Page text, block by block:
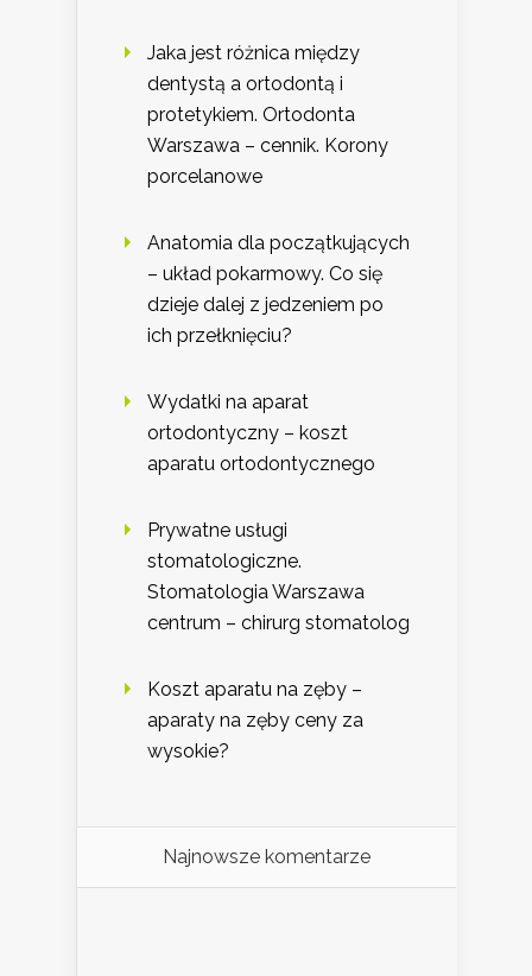
Jaka jest różnica między
dentystą a ortodontą i
protetykiem. Ortodonta
Warszawa – cennik. Korony
porcelanowe
Anatomia dla początkujących
– układ pokarmowy. Co się
dzieje dalej z jedzeniem po
ich przełknięciu?
Wydatki na aparat
ortodontyczny – koszt
aparatu ortodontycznego
Prywatne usługi
stomatologiczne.
Stomatologia Warszawa
centrum – chirurg stomatolog
Koszt aparatu na zęby –
aparaty na zęby ceny za
wysokie?
Najnowsze komentarze